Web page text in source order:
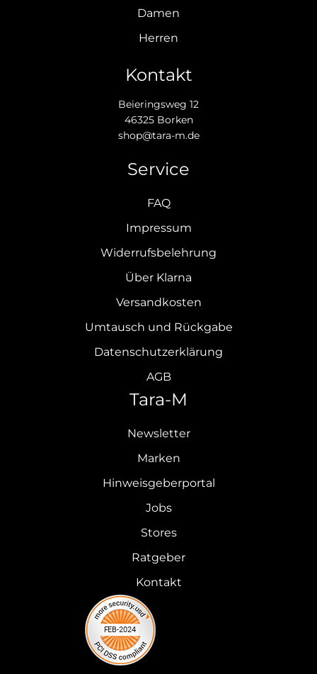
Damen
Herren
Kontakt
Beieringsweg 12
46325 Borken
shop@tara-m.de
Service
FAQ
Impressum
Widerrufsbelehrung
Über Klarna
Versandkosten
Umtausch und Rückgabe
Datenschutzerklärung
AGB
Tara-M
Newsletter
Marken
Hinweisgeberportal
Jobs
Stores
Ratgeber
Kontakt